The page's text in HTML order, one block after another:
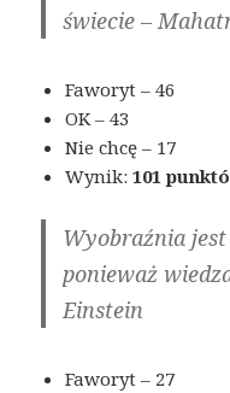
świecie –
Faworyt – 46
OK – 43
Nie chcę – 17
Wynik:101
Wyobraźnia
ponieważ
Einstein
Faworyt – 27